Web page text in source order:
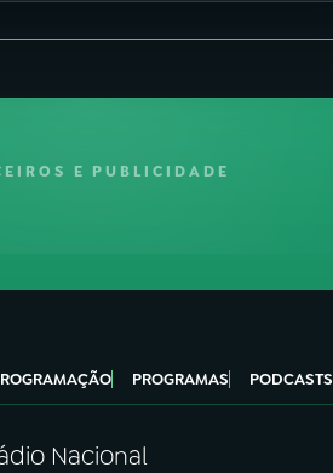
E PUBLICIDADE
PROGRAMAS PODCASTS
Nacional